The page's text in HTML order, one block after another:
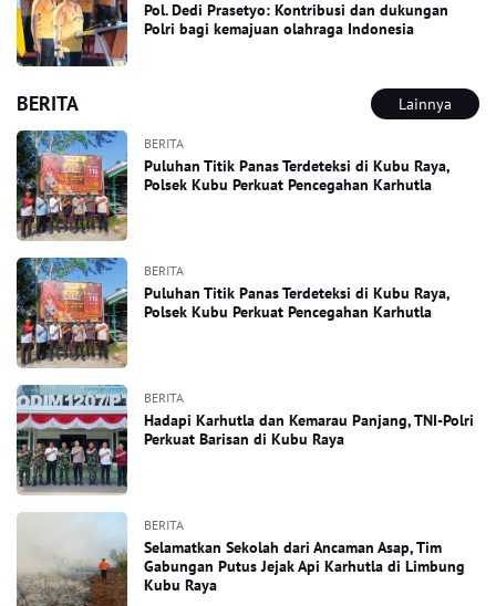
Pol. Dedi Prasetyo: Kontribusi dan dukungan
Polri bagi kemajuan olahraga Indonesia
BERITA Lainnya
BERITA
Puluhan Titik Panas Terdeteksi di Kubu Raya,
Polsek Kubu Perkuat Pencegahan Karhutla
BERITA
Puluhan Titik Panas Terdeteksi di Kubu Raya,
Polsek Kubu Perkuat Pencegahan Karhutla
BERITA
Hadapi Karhutla dan Kemarau Panjang, TNI-Polri
Perkuat Barisan di Kubu Raya
BERITA
Selamatkan Sekolah dari Ancaman Asap, Tim
Gabungan Putus Jejak Api Karhutla di Limbung
Kubu Raya